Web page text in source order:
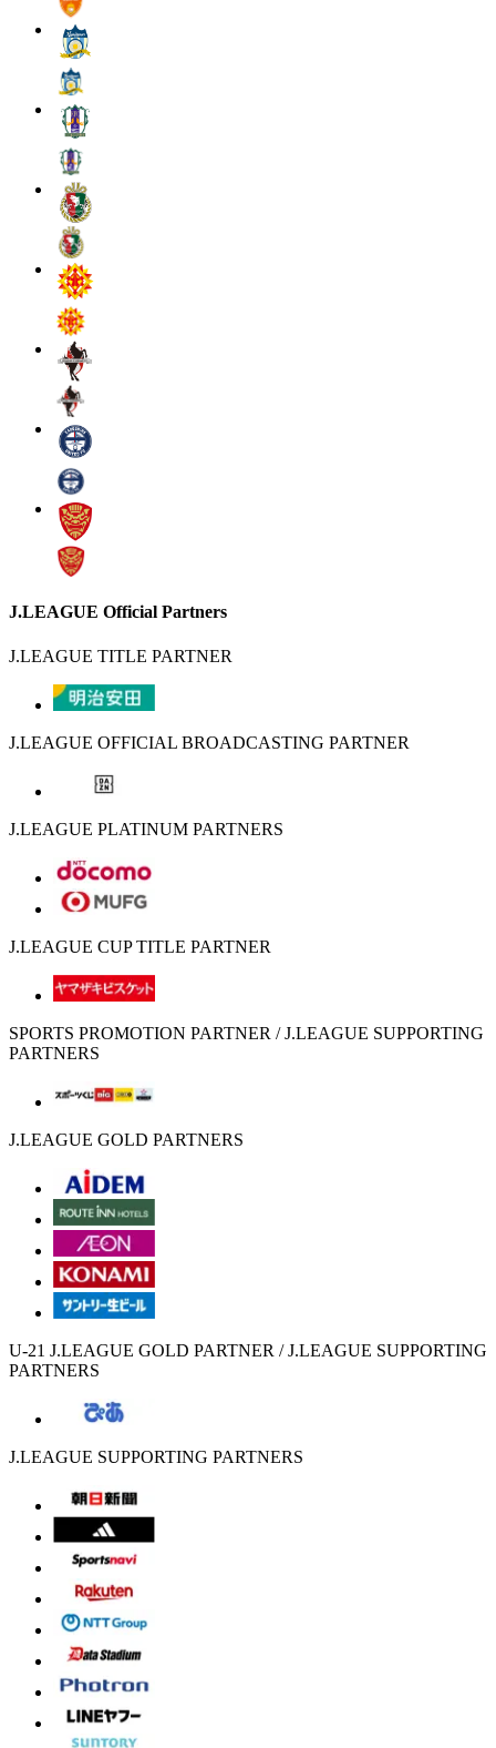
J.LEAGUE Official Partners
J.LEAGUE TITLE PARTNER
J.LEAGUE OFFICIAL BROADCASTING PARTNER
J.LEAGUE PLATINUM PARTNERS
J.LEAGUE CUP TITLE PARTNER
SPORTS PROMOTION PARTNER / J.LEAGUE SUPPORTING
PARTNERS
J.LEAGUE GOLD PARTNERS
U-21 J.LEAGUE GOLD PARTNER / J.LEAGUE SUPPORTING
PARTNERS
J.LEAGUE SUPPORTING PARTNERS